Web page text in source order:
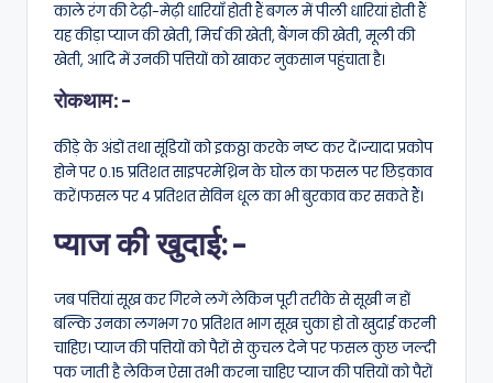
काले रंग की टेढ़ी-मेढ़ी धारियाँ होती हैं बगल में पीली धारियां होती हैं
यह कीड़ा प्याज की खेती, मिर्च की खेती, बैंगन की खेती, मूली की
खेती, आदि में उनकी पत्तियों को खाकर नुकसान पहुंचाता है।
रोकथाम:-
कीड़े के अंडों तथा सूंडियों को इकठ्ठा करके नष्ट कर दें।ज्यादा प्रकोप
होने पर 0.15 प्रतिशत साइपरमेथ्रिन के घोल का फसल पर छिड़काव
करें।फसल पर 4 प्रतिशत सेविन धूल का भी बुरकाव कर सकते हैं।
प्याज की खुदाई:-
जब पत्तियां सूख कर गिरने लगें लेकिन पूरी तरीके से सूखी न हों
बल्कि उनका लगभग 70 प्रतिशत भाग सूख चुका हो तो खुदाई करनी
चाहिए। प्याज की पत्तियों को पैरों से कुचल देने पर फसल कुछ जल्दी
पक जाती है लेकिन ऐसा तभी करना चाहिए प्याज की पत्तियों को पैरों